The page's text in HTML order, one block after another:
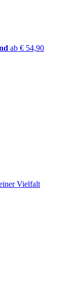
ab € 54,90
Vielfalt